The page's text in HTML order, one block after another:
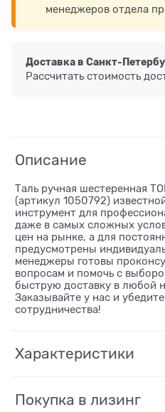
менеджеров отдела
Доставка в Санкт-
Рассчитать стоимость
Описание
Таль ручная шестеренная
(артикул 1050792)
инструмент для
даже в самых сложных
цен на рынке, а для
предусмотрены
менеджеры готовы
вопросам и помочь с
быструю доставку в любой
Заказывайте у нас и
сотрудничества!
Характеристики
Покупка в лизинг